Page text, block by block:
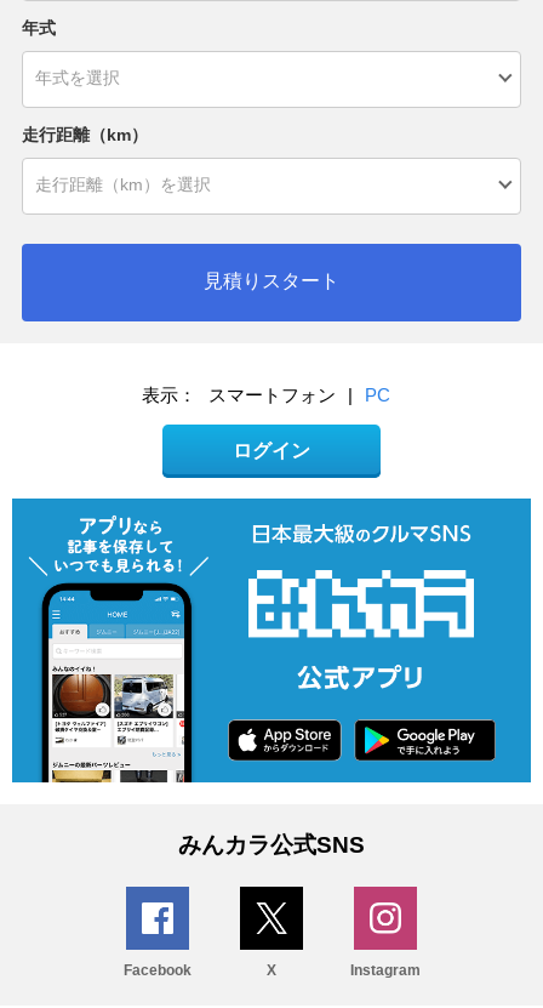
年式
走行距離（km）
見積りスタート
表示： スマートフォン | PC
ログイン
みんカラ公式SNS
Facebook X Instagram